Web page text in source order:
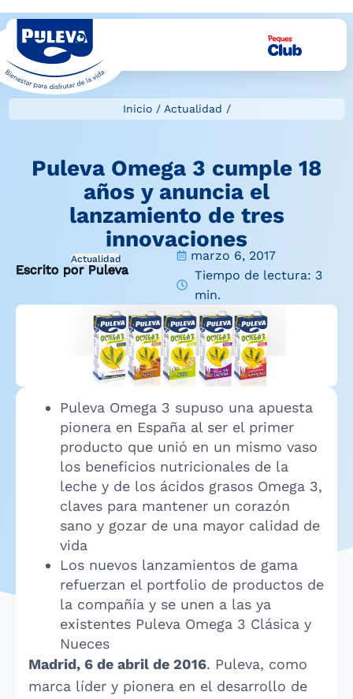
Inicio/ Actualidad /
Puleva Omega 3 cumple 18
años y anuncia el
lanzamiento de tres
innovaciones
Actualidad
Escrito por Puleva
marzo 6, 2017
Tiempo de lectura: 3
min.
Puleva Omega 3 supuso una apuesta
pionera en España al ser el primer
producto que unió en un mismo vaso
los beneficios nutricionales de la
leche y de los ácidos grasos Omega 3,
claves para mantener un corazón
sano y gozar de una mayor calidad de
vida
Los nuevos lanzamientos de gama
refuerzan el portfolio de productos de
la compañía y se unen a las ya
existentes Puleva Omega 3 Clásica y
Nueces
Madrid, 6 de abril de 2016. Puleva, como
marca líder y pionera en el desarrollo de